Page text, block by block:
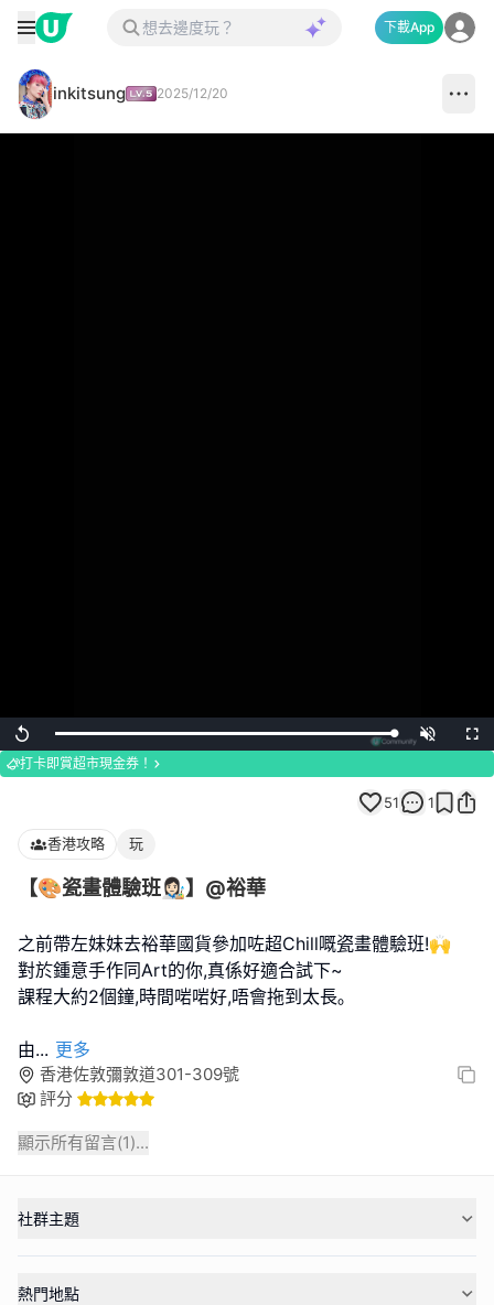
下載App
inkitsung 2025/12/20
Replay Loaded:
100.00%
Unmute
打卡即賞超市現金券！
51 1
香港攻略 玩
【🎨瓷畫體驗班👩🏻‍🎨】@裕華
之前帶左妹妹去裕華國貨參加咗超Chill嘅瓷畫體驗班!🙌
對於鍾意手作同Art的你,真係好適合試下~
課程大約2個鐘,時間啱啱好,唔會拖到太長｡
由... 更多
香港佐敦彌敦道301-309號
評分
顯示所有留言(1)...
社群主題
熱門地點